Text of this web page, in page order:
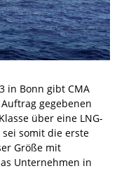
in Bonn gibt CMA
gegebenen
über eine LNG-
somit die erste
Größe mit
Unternehmen in